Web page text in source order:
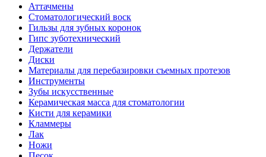
Аттачмены
Стоматологический воск
Гильзы для зубных коронок
Гипс зуботехнический
Держатели
Диски
Материалы для перебазировки съемных протезов
Инструменты
Зубы искусственные
Керамическая масса для стоматологии
Кисти для керамики
Кламмеры
Лак
Ножи